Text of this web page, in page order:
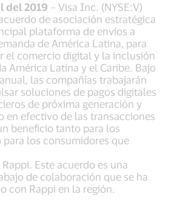
del 2019 – Visa Inc. (NYSE:V)
de asociación estratégica
plataforma de envíos a
de América Latina, para
el comercio digital y la inclusión
América Latina y el Caribe. Bajo
las compañías trabajarán
soluciones de pagos digitales
de próxima generación y
en efectivo de las transacciones
beneficio tanto para los
los consumidores que
Este acuerdo es una
de colaboración que se ha
con Rappi en la región.